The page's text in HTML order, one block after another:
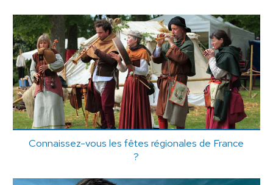
Connaissez-vous les fêtes régionales de France
?